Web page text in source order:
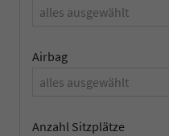
alles ausgewählt
Airbag
alles ausgewählt
Anzahl Sitzplätze